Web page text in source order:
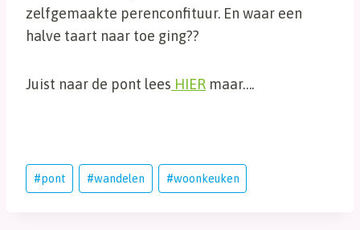
zelfgemaakte perenconfituur. En waar een
halve taart naar toe ging??
Juist naar de pont lees HIER maar….
Bericht
tags:
#pont #wandelen #woonkeuken